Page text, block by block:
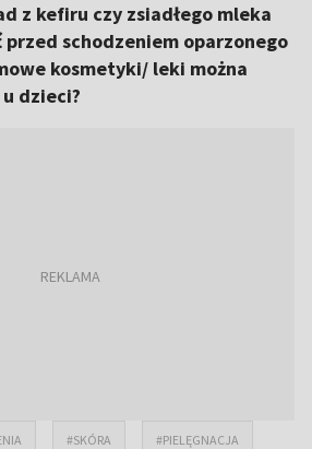
z kefiru czy zsiadłego mleka
przed schodzeniem oparzonego
kosmetyki/ leki można
dzieci?
#SKÓRA #PIELĘGNACJA